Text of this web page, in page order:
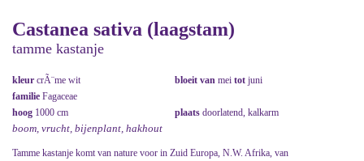
Castanea sativa (laagstam)
tamme kastanje
kleur crÃ¨me wit bloeit van mei tot juni
familie Fagaceae
hoog 1000 cm plaats doorlatend, kalkarm
boom, vrucht, bijenplant, hakhout
Tamme kastanje komt van nature voor in Zuid Europa, N.W. Afrika, van